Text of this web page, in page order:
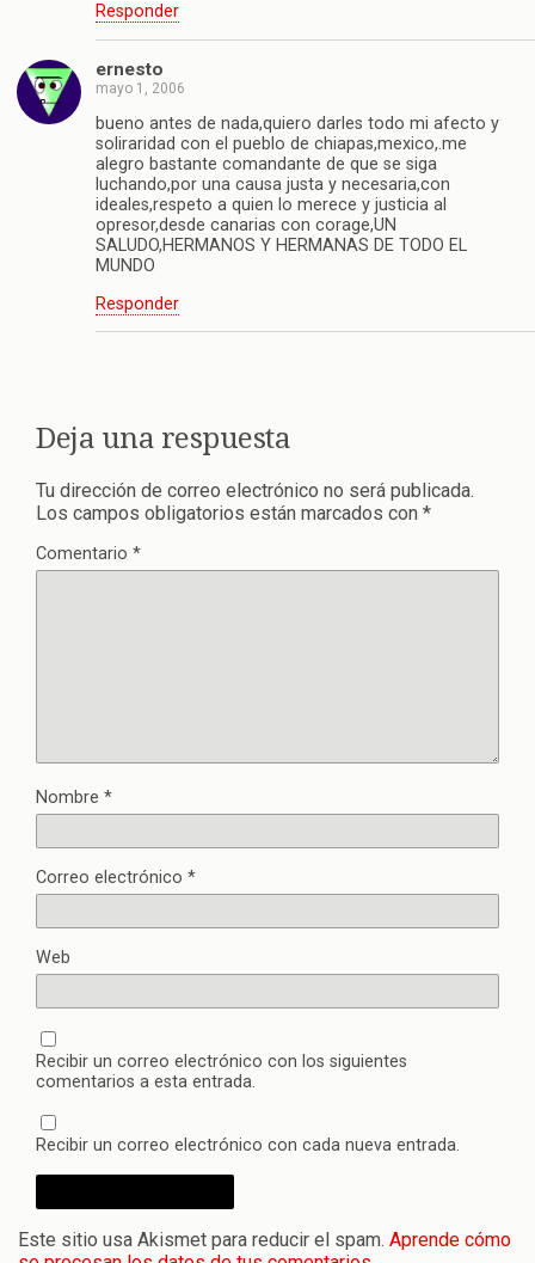
Responder
ernesto
mayo 1, 2006
bueno antes de nada,quiero darles todo mi afecto y
soliraridad con el pueblo de chiapas,mexico,.me
alegro bastante comandante de que se siga
luchando,por una causa justa y necesaria,con
ideales,respeto a quien lo merece y justicia al
opresor,desde canarias con corage,UN
SALUDO,HERMANOS Y HERMANAS DE TODO EL
MUNDO
Responder
Deja una respuesta
Tu dirección de correo electrónico no será publicada.
Los campos obligatorios están marcados con *
Comentario *
Nombre *
Correo electrónico *
Web
Recibir un correo electrónico con los siguientes
comentarios a esta entrada.
Recibir un correo electrónico con cada nueva entrada.
Este sitio usa Akismet para reducir el spam. Aprende cómo